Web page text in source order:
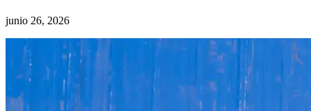
junio 26, 2026